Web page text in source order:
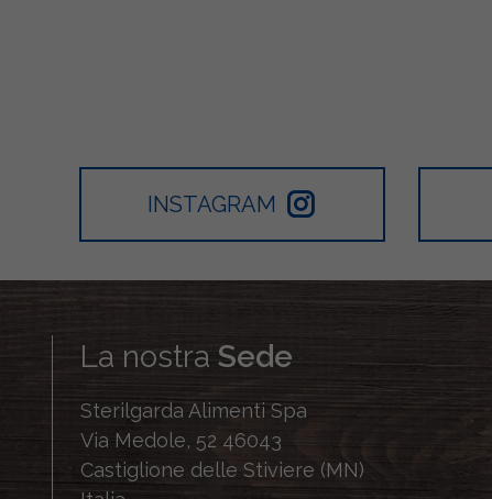
INSTAGRAM
La nostra Sede
Sterilgarda Alimenti Spa
Via Medole, 52 46043
Castiglione delle Stiviere (MN)